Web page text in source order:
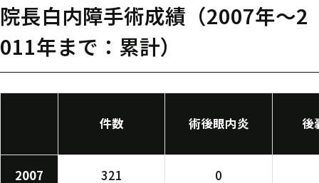
院長白内障手術成績（2007年～2
011年まで：累計）
件数 術後眼内炎 後
2007 321 0